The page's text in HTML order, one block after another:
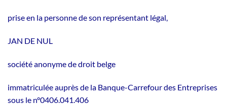
prise en la personne de son représentant légal,
JAN DE NUL
société anonyme de droit belge
immatriculée auprès de la Banque-Carrefour des Entreprises
sous le n°0406.041.406